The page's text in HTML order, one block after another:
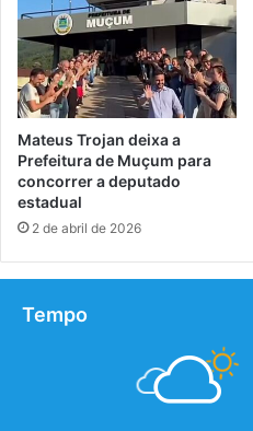
Mateus Trojan deixa a
Prefeitura de Muçum para
concorrer a deputado
estadual
2 de abril de 2026
Tempo